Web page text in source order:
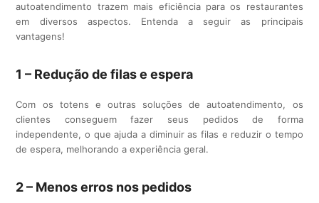
autoatendimento trazem mais eficiência para os restaurantes
em diversos aspectos. Entenda a seguir as principais
vantagens!
1 – Redução de filas e espera
Com os totens e outras soluções de autoatendimento, os
clientes conseguem fazer seus pedidos de forma
independente, o que ajuda a diminuir as filas e reduzir o tempo
de espera, melhorando a experiência geral.
2 – Menos erros nos pedidos